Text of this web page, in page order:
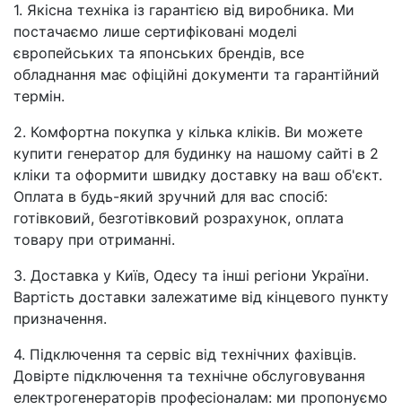
1. Якісна техніка із гарантією від виробника. Ми
постачаємо лише сертифіковані моделі
європейських та японських брендів, все
обладнання має офіційні документи та гарантійний
термін.
2. Комфортна покупка у кілька кліків. Ви можете
купити генератор для будинку на нашому сайті в 2
кліки та оформити швидку доставку на ваш об'єкт.
Оплата в будь-який зручний для вас спосіб:
готівковий, безготівковий розрахунок, оплата
товару при отриманні.
3. Доставка у Київ, Одесу та інші регіони України.
Вартість доставки залежатиме від кінцевого пункту
призначення.
4. Підключення та сервіс від технічних фахівців.
Довірте підключення та технічне обслуговування
електрогенераторів професіоналам: ми пропонуємо